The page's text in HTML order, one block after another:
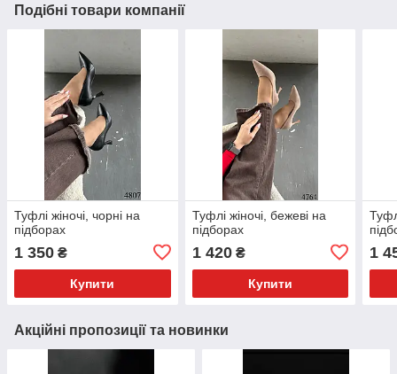
Подібні товари компанії
Туфлі жіночі, чорні на
підборах
1 350 ₴
Купити
Туфлі жіночі, бежеві на
підборах
1 420₴
Купити
1
Акційні пропозиції та новинки